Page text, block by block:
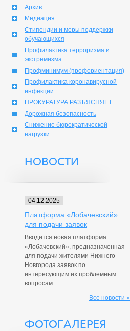
Архив
Медиация
Стипендии и меры поддержки
обучающихся
Профилактика терроризма и
экстремизма
Профминимум (профориентация)
Профилактика коронавирусной
инфекции
ПРОКУРАТУРА РАЗЪЯСНЯЕТ
Дорожная безопасность
Снижение бюрократической
нагрузки
НОВОСТИ
04.12.2025
Платформа «Лобачевский»
для подачи заявок
Вводится новая платформа
«Лобачевский», предназначенная
для подачи жителями Нижнего
Новгорода заявок по
интересующим их проблемным
вопросам.
Все новости »
ФОТОГАЛЕРЕЯ